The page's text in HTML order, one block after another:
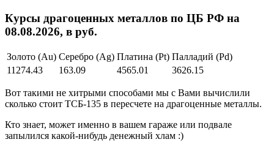
Курсы драгоценных металлов по ЦБ РФ на
08.08.2026, в руб.
Золото (Au) Серебро (Ag) Платина (Pt) Палладий (Pd)
11274.43
163.09 4565.01 3626.15
Вот такими не хитрыми способами мы с Вами вычислили
сколько стоит ТСБ-135 в пересчете на драгоценные металлы.
Кто знает, может именно в вашем гараже или подвале
запылился какой-нибудь денежный хлам :)